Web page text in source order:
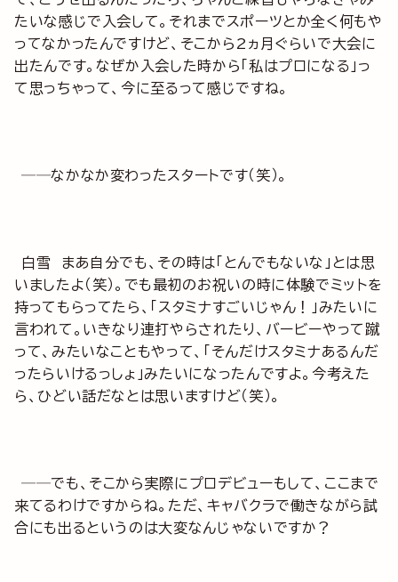
たいな感じで入会して。それまでスポーツとか全く何もや
ってなかったんですけど、そこから2ヵ月ぐらいで大会に
出たんです。なぜか入会した時から「私はプロになる」っ
て思っちゃって、今に至るって感じですね。
──なかなか変わったスタートです（笑）。
白雪 まあ自分でも、その時は「とんでもないな」とは思
いましたよ（笑）。でも最初のお祝いの時に体験でミットを
持ってもらってたら、「スタミナすごいじゃん！」みたいに
言われて。いきなり連打やらされたり、バービーやって蹴
って、みたいなこともやって、「そんだけスタミナあるんだ
ったらいけるっしょ」みたいになったんですよ。今考えた
ら、ひどい話だなとは思いますけど（笑）。
──でも、そこから実際にプロデビューもして、ここまで
来てるわけですからね。ただ、キャバクラで働きながら試
合にも出るというのは大変なんじゃないですか？